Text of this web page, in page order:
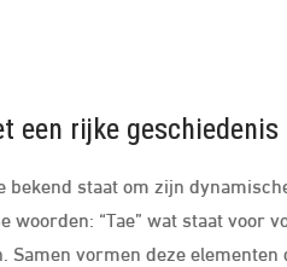
een rijke geschiedenis
staat om zijn
“Tae” wat staat voor
Samen vormen deze elementen